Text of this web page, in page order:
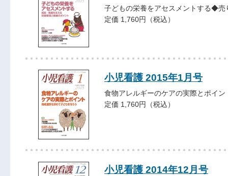
子どもの栄養をアセスメントする◆
定価 1,760円（税込）
小児看護 2015年1月号
食物アレルギーのケアの実際とポイ
定価 1,760円（税込）
小児看護 2014年12月号